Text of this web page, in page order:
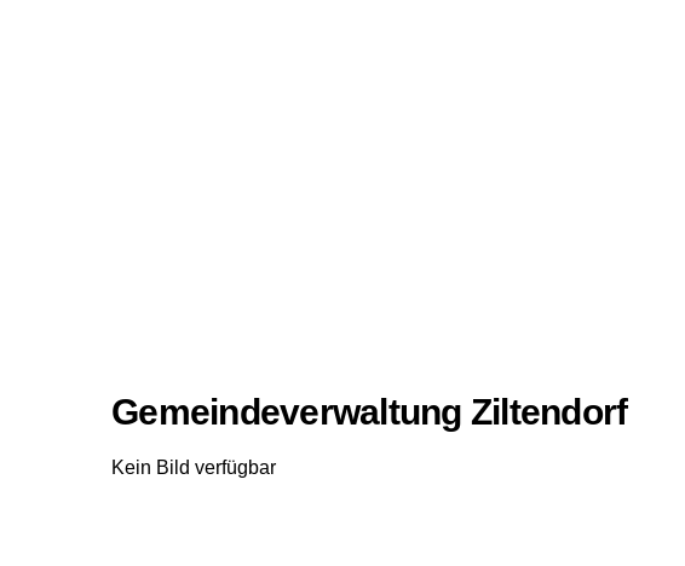
Gemeindeverwaltung Ziltendorf
Kein Bild verfügbar